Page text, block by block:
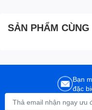
SẢN PHẨM
Bạn
đặc